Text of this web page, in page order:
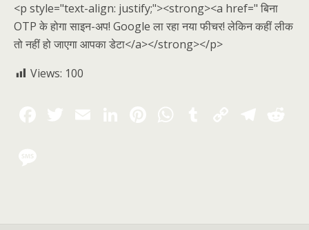
<p style="text-align: justify;"><strong><a href=" बिना
OTP के होगा साइन-अप! Google ला रहा नया फीचर! लेकिन कहीं लीक
तो नहीं हो जाएगा आपका डेटा</a></strong></p>
Views: 100